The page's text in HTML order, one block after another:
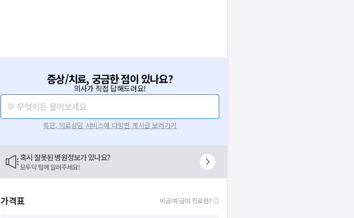
증상/치료, 궁금한 점이 있나요?
의사가 직접 답해드려요!
💬 무엇이든 물어보세요
혹은, 의료상담 서비스에 다양한 게시글 보러가기
혹시 잘못된 병원정보가 있나요?
모두닥 팀에 알려주세요!
가격표 비급여/급여 진료란?